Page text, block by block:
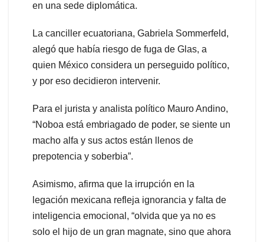
en una sede diplomática.
La canciller ecuatoriana, Gabriela Sommerfeld,
alegó que había riesgo de fuga de Glas, a
quien México considera un perseguido político,
y por eso decidieron intervenir.
Para el jurista y analista político Mauro Andino,
“Noboa está embriagado de poder, se siente un
macho alfa y sus actos están llenos de
prepotencia y soberbia”.
Asimismo, afirma que la irrupción en la
legación mexicana refleja ignorancia y falta de
inteligencia emocional, “olvida que ya no es
solo el hijo de un gran magnate, sino que ahora